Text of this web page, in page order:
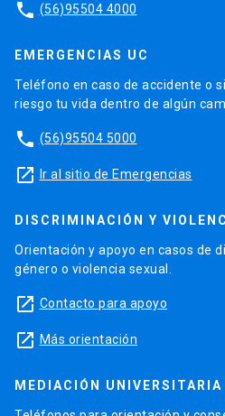
phone (56)95504 4000
EMERGENCIAS UC
Teléfono en caso de accidente o
riesgo tu vida dentro de algún
phone (56)95504 5000
launch Ir al sitio de Emergencias
DISCRIMINACIÓN Y
Orientación y apoyo en casos de
género o violencia sexual.
launch Contacto para apoyo
launch Más orientación
MEDIACIÓN UNIVERSITARIA